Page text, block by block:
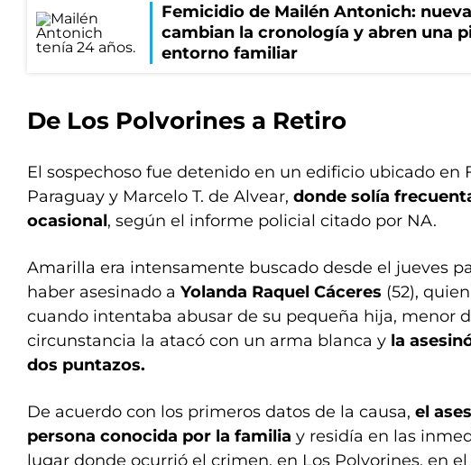
Femicidio de Mailén Antonich:
cambian la cronología y abren una
entorno familiar
De Los Polvorines a Retiro
El sospechoso fue detenido en un edificio ubicado en
Paraguay y Marcelo T. de Alvear, donde solía
ocasional, según el informe policial citado por NA.
Amarilla era intensamente buscado desde el jueves
haber asesinado a Yolanda Raquel Cáceres (52),
cuando intentaba abusar de su pequeña hija, menor
circunstancia la atacó con un arma blanca y la
dos puntazos.
De acuerdo con los primeros datos de la causa, el
persona conocida por la familia y residía en las
lugar donde ocurrió el crimen, en Los Polvorines, en